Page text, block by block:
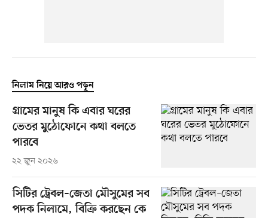
নিলাম নিয়ে আরও পড়ুন
গ্রামের মানুষ কি এবার ঘরের
ভেতর মুঠোফোনে কথা বলতে
পারবে
২২ জুন ২০২৬
সিটির ট্রেবল–জেতা মৌসুমের সব
পদক নিলামে, বিক্রি করছেন কে